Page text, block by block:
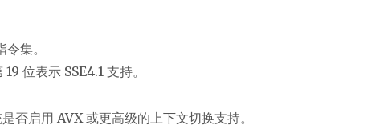
集。
位表示 SSE4.1 支持。
否启用 AVX 或更高级的上下文切换支持。